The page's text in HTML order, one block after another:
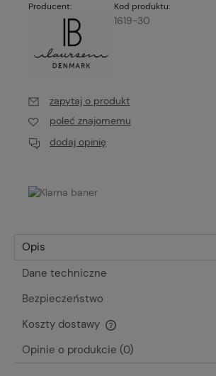
Producent: Kod produktu:
1619-30
zapytaj o produkt
poleć znajomemu
dodaj opinię
Opis
Dane techniczne
Bezpieczeństwo
Koszty dostawy
Cena nie zawiera ewentualnych kosztów
Opinie o produkcie (0)